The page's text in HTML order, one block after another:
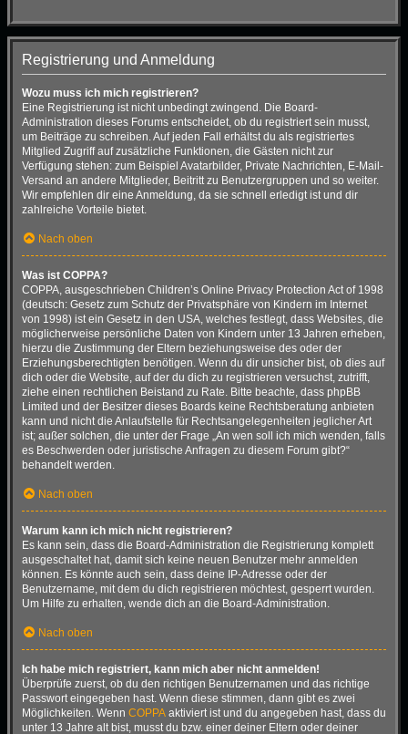
Registrierung und Anmeldung
Wozu muss ich mich registrieren?
Eine Registrierung ist nicht unbedingt zwingend. Die Board-
Administration dieses Forums entscheidet, ob du registriert sein musst,
um Beiträge zu schreiben. Auf jeden Fall erhältst du als registriertes
Mitglied Zugriff auf zusätzliche Funktionen, die Gästen nicht zur
Verfügung stehen: zum Beispiel Avatarbilder, Private Nachrichten, E-Mail-
Versand an andere Mitglieder, Beitritt zu Benutzergruppen und so weiter.
Wir empfehlen dir eine Anmeldung, da sie schnell erledigt ist und dir
zahlreiche Vorteile bietet.
Nach oben
Was ist COPPA?
COPPA, ausgeschrieben Children’s Online Privacy Protection Act of 1998
(deutsch: Gesetz zum Schutz der Privatsphäre von Kindern im Internet
von 1998) ist ein Gesetz in den USA, welches festlegt, dass Websites, die
möglicherweise persönliche Daten von Kindern unter 13 Jahren erheben,
hierzu die Zustimmung der Eltern beziehungsweise des oder der
Erziehungsberechtigten benötigen. Wenn du dir unsicher bist, ob dies auf
dich oder die Website, auf der du dich zu registrieren versuchst, zutrifft,
ziehe einen rechtlichen Beistand zu Rate. Bitte beachte, dass phpBB
Limited und der Besitzer dieses Boards keine Rechtsberatung anbieten
kann und nicht die Anlaufstelle für Rechtsangelegenheiten jeglicher Art
ist; außer solchen, die unter der Frage „An wen soll ich mich wenden, falls
es Beschwerden oder juristische Anfragen zu diesem Forum gibt?“
behandelt werden.
Nach oben
Warum kann ich mich nicht registrieren?
Es kann sein, dass die Board-Administration die Registrierung komplett
ausgeschaltet hat, damit sich keine neuen Benutzer mehr anmelden
können. Es könnte auch sein, dass deine IP-Adresse oder der
Benutzername, mit dem du dich registrieren möchtest, gesperrt wurden.
Um Hilfe zu erhalten, wende dich an die Board-Administration.
Nach oben
Ich habe mich registriert, kann mich aber nicht anmelden!
Überprüfe zuerst, ob du den richtigen Benutzernamen und das richtige
Passwort eingegeben hast. Wenn diese stimmen, dann gibt es zwei
Möglichkeiten. Wenn COPPA aktiviert ist und du angegeben hast, dass du
unter 13 Jahre alt bist, musst du bzw. einer deiner Eltern oder deiner